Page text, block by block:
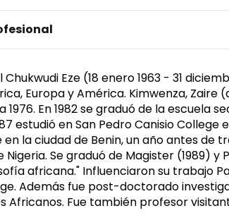
Chukwudi Eze (18 enero 1963 - 31
Europa y América. Kimwenza,
1976. En 1982 se graduó de la escuela
estudió en San Pedro Canisio
en la ciudad de Benin, un año antes de
Nigeria. Se graduó de Magister (1989)
africana." Influenciaron su trabajo
Además fue post-doctorado
Africanos. Fue también profesor